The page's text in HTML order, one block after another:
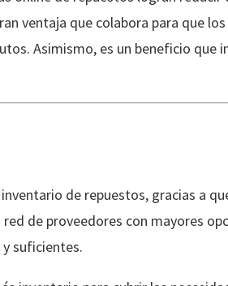
ventaja que colabora para que
Asimismo, es un beneficio que
de repuestos, gracias a
de proveedores con mayores
suficientes.